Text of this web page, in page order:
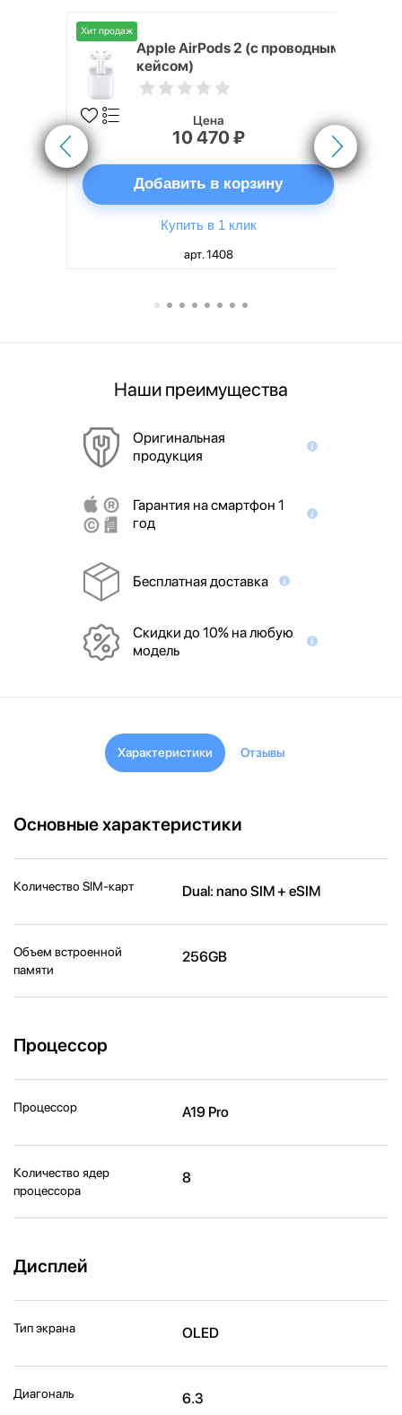
Хит продаж
Apple AirPods 2 (с проводным
кейсом)
Цена
10 470 ₽
Добавить в корзину
Купить в 1 клик
арт. 1408
Наши преимущества
Оригинальная
продукция
Гарантия на смартфон 1
год
Бесплатная доставка
Скидки до 10% на любую
модель
Характеристики Отзывы
Основные характеристики
Количество SIM-карт Dual: nano SIM + eSIM
Объем встроенной
памяти
256GB
Процессор
Процессор A19 Pro
Количество ядер
процессора
8
Дисплей
Тип экрана OLED
Диагональ 6.3